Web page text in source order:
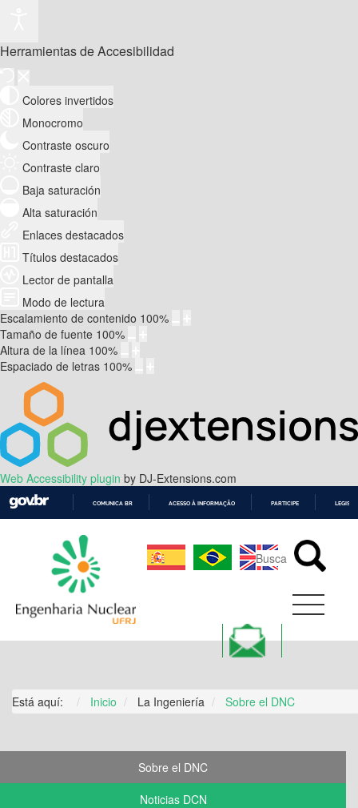
Herramientas de Accesibilidad
Colores invertidos
Monocromo
Contraste oscuro
Contraste claro
Baja saturación
Alta saturación
Enlaces destacados
Títulos destacados
Lector de pantalla
Modo de lectura
Escalamiento de contenido 100%
Tamaño de fuente 100%
Altura de la línea 100%
Espaciado de letras 100%
Web Accessibility plugin by DJ-Extensions.com
CONTEÚDO
COMUNICA BR ACESSO À INFORMAÇÃO PARTICIPE
Está aquí: Inicio La Ingeniería Sobre el DNC
Sobre el DNC
Noticias DCN